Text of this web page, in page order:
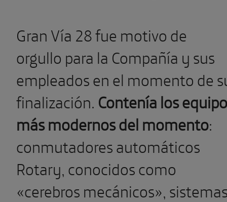
Gran Vía 28 fue motivo de
orgullo para la Compañía y sus
empleados en el momento de
finalización. Contenía los
más modernos del momento:
conmutadores automáticos
Rotary, conocidos como
«cerebros mecánicos»,